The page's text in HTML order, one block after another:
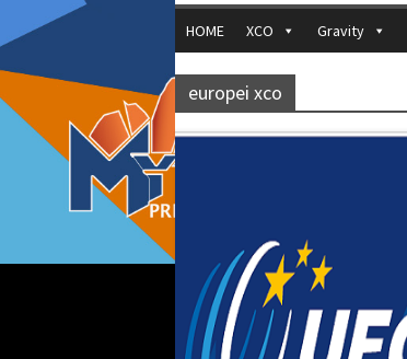
HOME XCO Gravity
europei xco